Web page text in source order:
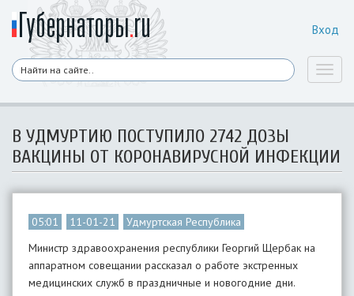
Вход
В УДМУРТИЮ ПОСТУПИЛО 2742 ДОЗЫ
ВАКЦИНЫ ОТ КОРОНАВИРУСНОЙ ИНФЕКЦИИ
05:01 11-01-21
Удмуртская Республика
Министр здравоохранения республики Георгий Щербак на
аппаратном совещании рассказал о работе экстренных
медицинских служб в праздничные и новогодние дни.